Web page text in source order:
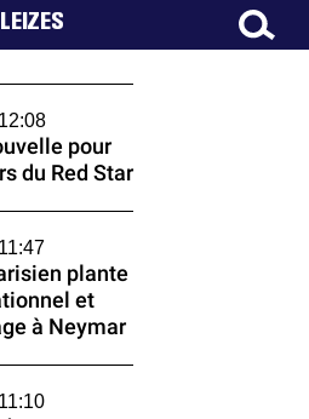
pour
du Red Star
plante
et
à Neymar